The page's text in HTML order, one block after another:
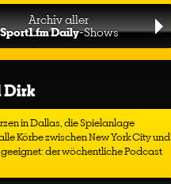
Archiv aller
Sport1.fm Daily-Shows
Dirk
in Dallas, die Spielanlage
Körbe zwischen New York City und
der wöchentliche Podcast